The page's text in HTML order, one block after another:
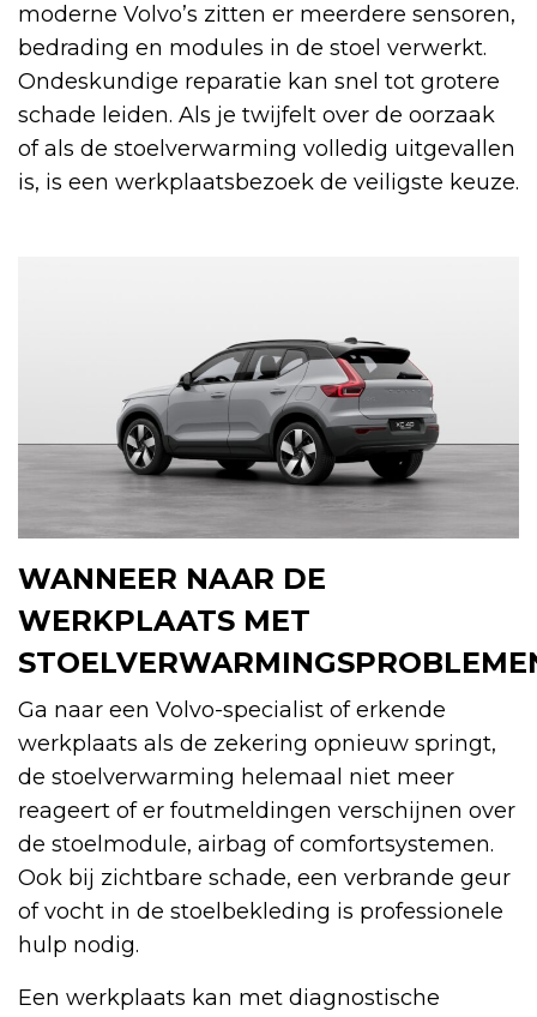
moderne Volvo’s zitten er meerdere sensoren,
bedrading en modules in de stoel verwerkt.
Ondeskundige reparatie kan snel tot grotere
schade leiden. Als je twijfelt over de oorzaak
of als de stoelverwarming volledig uitgevallen
is, is een werkplaatsbezoek de veiligste keuze.
WANNEER NAAR DE
WERKPLAATS MET
Ga naar een Volvo-specialist of erkende
werkplaats als de zekering opnieuw springt,
de stoelverwarming helemaal niet meer
reageert of er foutmeldingen verschijnen over
de stoelmodule, airbag of comfortsystemen.
Ook bij zichtbare schade, een verbrande geur
of vocht in de stoelbekleding is professionele
hulp nodig.
Een werkplaats kan met diagnostische